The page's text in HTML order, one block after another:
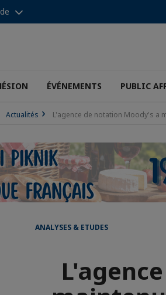
ÉVÉNEMENTS PUBLIC
Actualités L'agence de notation Moody's a
ANALYSES & ETUDES